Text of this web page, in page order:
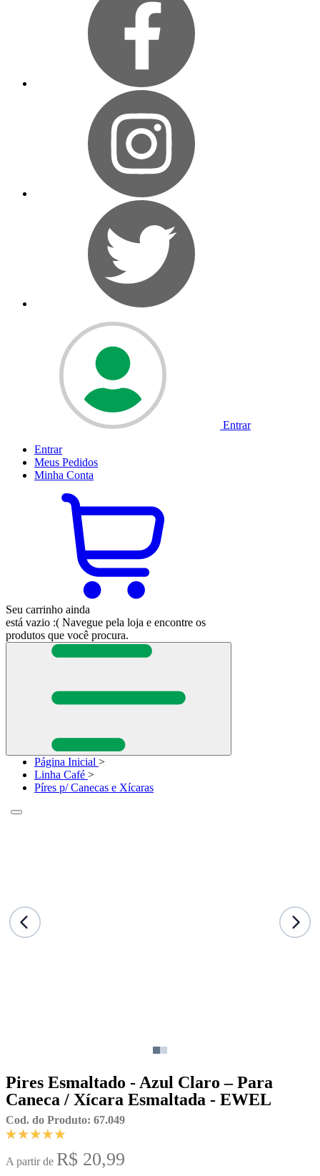
Entrar
Entrar
Meus Pedidos
Minha Conta
Seu carrinho ainda
está vazio :( Navegue pela loja e encontre os
produtos que você procura.
Página Inicial >
Linha Café >
Píres p/ Canecas e Xícaras
Pires Esmaltado - Azul Claro – Para
Caneca / Xícara Esmaltada - EWEL
Cod. do Produto: 67.049
A partir de R$ 20,99